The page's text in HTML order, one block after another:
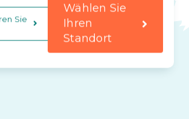
Sie
Wählen Sie
Ihren
Standort